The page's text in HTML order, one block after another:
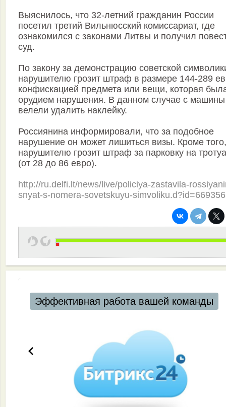
Выяснилось, что 32-летний гражданин России
посетил третий Вильнюсский комиссариат, где
ознакомился с законами Литвы и получил
суд.
По закону за демонстрацию советской
нарушителю грозит штраф в размере 144-289
конфискацией предмета или вещи, которая
орудием нарушения. В данном случае с машины
велели удалить наклейку.
Россиянина информировали, что за подобное
нарушение он может лишиться визы. Кроме того,
нарушителю грозит штраф за парковку на
(от 28 до 86 евро).
http://ru.delfi.lt/news/live/policiya-zastavila-
snyat-s-nomera-sovetskuyu-
Эффективная работа вашей команды